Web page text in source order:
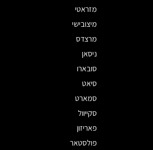
מזראטי
מיצובישי
מרצדס
ניסאן
סובארו
סיאט
סמארט
סקייוול
פאריזון
פולסטאר